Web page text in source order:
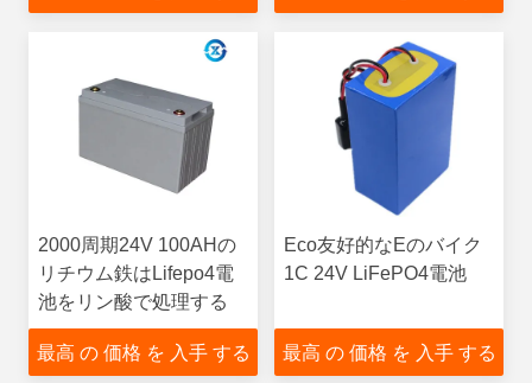
2000周期24V 100AHの
リチウム鉄はLifepo4電
池をリン酸で処理する
最高 の 価格 を 入手 する
Eco友好的なEのバイク
1C 24V LiFePO4電池
最高 の 価格 を 入手 する